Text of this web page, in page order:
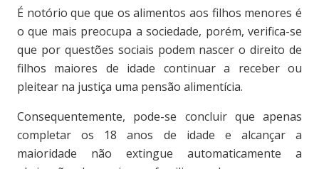
É notório que que os alimentos aos filhos menores é
o que mais preocupa a sociedade, porém, verifica-se
que por questões sociais podem nascer o direito de
filhos maiores de idade continuar a receber ou
pleitear na justiça uma pensão alimentícia.
Consequentemente, pode-se concluir que apenas
completar os 18 anos de idade e alcançar a
maioridade não extingue automaticamente a